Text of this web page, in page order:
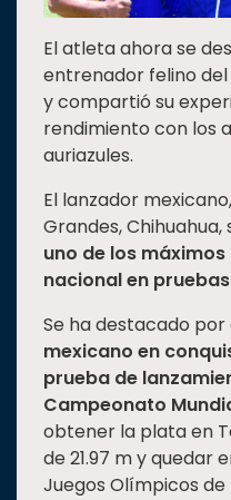
El atleta ahora se
entrenador felino
y compartió su
rendimiento con los
auriazules.
El lanzador
Grandes,
uno de los
nacional en
Se ha destacado
mexicano en
prueba de
Campeonato
obtener la plata en
de 21.97 m y quedar
Juegos Olímpicos de